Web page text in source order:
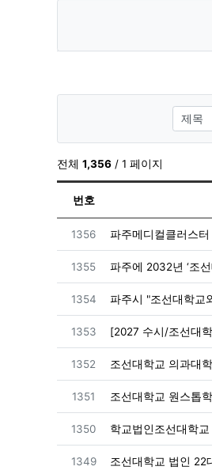
검색대상
전체 1,356 / 1 페이지
번호
번호
1356 파주메디컬클러스
번호
1355 파주에 2032년 ‘조
번호
1354 파주시 "조선대학교
번호
1353
번호
1352 조선대학교 의과대
번호
1351
번호
1350 학교법인조선대학
번호
1349